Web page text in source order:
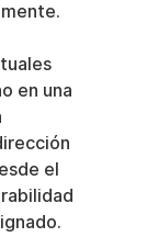
en una
el